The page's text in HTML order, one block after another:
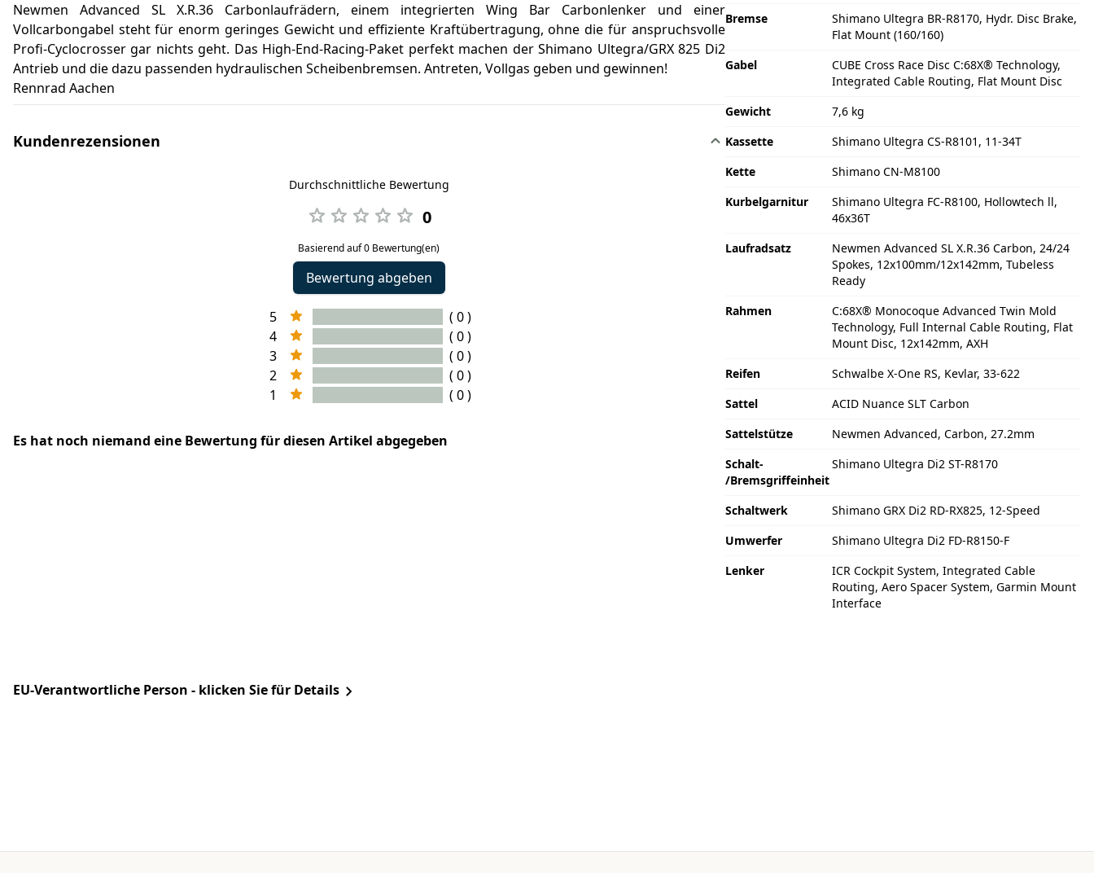
Newmen Advanced SL X.R.36 Carbonlaufrädern, einem integrierten Wing Bar Carbonlenker und einer
Vollcarbongabel steht für enorm geringes Gewicht und effiziente Kraftübertragung, ohne die für anspruchsvolle
Profi-Cyclocrosser gar nichts geht. Das High-End-Racing-Paket perfekt machen der Shimano Ultegra/GRX 825 Di2
Antrieb und die dazu passenden hydraulischen Scheibenbremsen. Antreten, Vollgas geben und gewinnen!
Rennrad Aachen
Kundenrezensionen
Durchschnittliche Bewertung
0
Basierend auf 0 Bewertung(en)
Bewertung abgeben
5
( 0 )
4
( 0 )
3
( 0 )
2
( 0 )
1
( 0 )
Es hat noch niemand eine Bewertung für diesen Artikel abgegeben
Bremse
Shimano Ultegra BR-R8170, Hydr. Disc Brake,
Flat Mount (160/160)
Gabel
CUBE Cross Race Disc C:68X® Technology,
Integrated Cable Routing, Flat Mount Disc
Gewicht
7,6 kg
Kassette
Shimano Ultegra CS-R8101, 11-34T
Kette
Shimano CN-M8100
Kurbelgarnitur
Shimano Ultegra FC-R8100, Hollowtech ll,
46x36T
Laufradsatz
Newmen Advanced SL X.R.36 Carbon, 24/24
Spokes, 12x100mm/12x142mm, Tubeless
Ready
Rahmen
C:68X® Monocoque Advanced Twin Mold
Technology, Full Internal Cable Routing, Flat
Mount Disc, 12x142mm, AXH
Reifen
Schwalbe X-One RS, Kevlar, 33-622
Sattel
ACID Nuance SLT Carbon
Sattelstütze
Newmen Advanced, Carbon, 27.2mm
Schalt-
/Bremsgriffeinheit
Shimano Ultegra Di2 ST-R8170
Schaltwerk
Shimano GRX Di2 RD-RX825, 12-Speed
Umwerfer
Shimano Ultegra Di2 FD-R8150-F
Lenker
ICR Cockpit System, Integrated Cable
Routing, Aero Spacer System, Garmin Mount
Interface
EU-Verantwortliche Person - klicken Sie für Details